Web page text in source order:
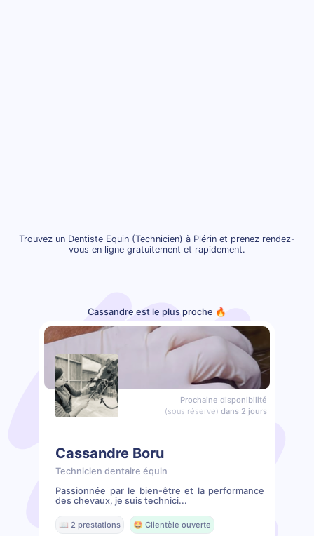
Trouvez un Dentiste Equin (Technicien) à Plérin et prenez rendez-
vous en ligne gratuitement et rapidement.
Cassandre est le plus proche 🔥
Prochaine disponibilité
(sous réserve) dans 2 jours
Cassandre Boru
Technicien dentaire équin
Passionnée par le bien-être et la performance
des chevaux, je suis technici...
📖 2 prestations 🤩 Clientèle ouverte